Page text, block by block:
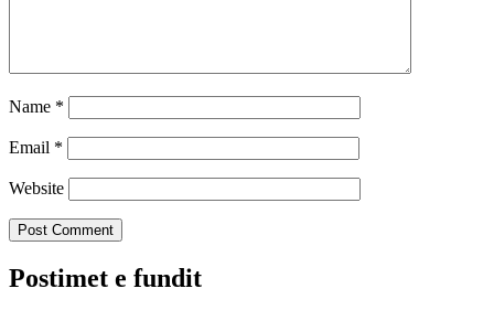
Name *
Email *
Website
Postimet e fundit